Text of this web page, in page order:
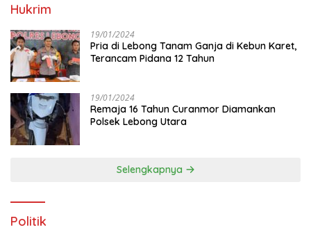
Hukrim
19/01/2024
Pria di Lebong Tanam Ganja di Kebun Karet,
Terancam Pidana 12 Tahun
19/01/2024
Remaja 16 Tahun Curanmor Diamankan
Polsek Lebong Utara
Selengkapnya
Politik